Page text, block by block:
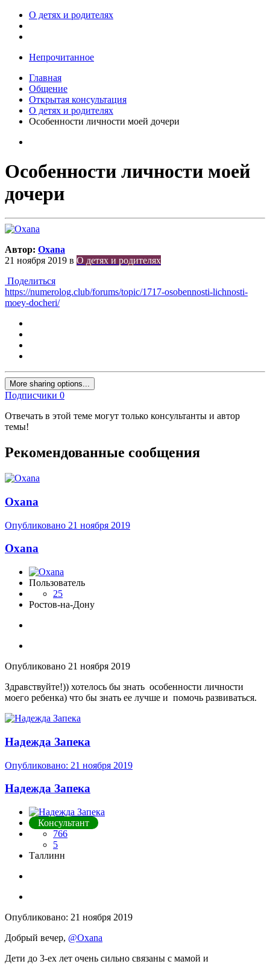
О детях и родителях
Непрочитанное
Главная
Общение
Открытая консультация
О детях и родителях
Особенности личности моей дочери
Особенности личности моей
дочери
Автор: Oxana
21 ноября 2019 в О детях и родителях
Поделиться
https://numerolog.club/forums/topic/1717-osobennosti-lichnosti-
moey-docheri/
More sharing options...
Подписчики 0
Отвечать в этой теме могут только консультанты и автор
темы!
Рекомендованные сообщения
Oxana
Опубликовано 21 ноября 2019
Oxana
Пользователь
25
Ростов-на-Дону
Опубликовано 21 ноября 2019
Здравствуйте!)) хотелось бы знать особенности личности
моего ребенка) что бы знать ее лучше и помочь развиваться.
Надежда Запека
Опубликовано: 21 ноября 2019
Надежда Запека
Консультант
766
5
Таллинн
Опубликовано: 21 ноября 2019
Добрый вечер, @Oxana
Дети до 3-ех лет очень сильно связаны с мамой и